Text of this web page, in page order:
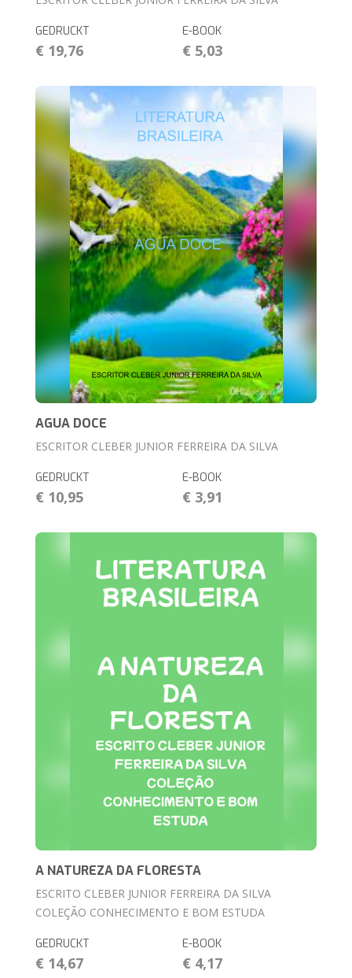
GEDRUCKT
€ 19,76
E-BOOK
€ 5,03
AGUA DOCE
ESCRITOR CLEBER JUNIOR FERREIRA DA SILVA
GEDRUCKT
€ 10,95
E-BOOK
€ 3,91
A NATUREZA DA FLORESTA
ESCRITO CLEBER JUNIOR FERREIRA DA SILVA
COLEÇÃO CONHECIMENTO E BOM ESTUDA
GEDRUCKT
€ 14,67
E-BOOK
€ 4,17